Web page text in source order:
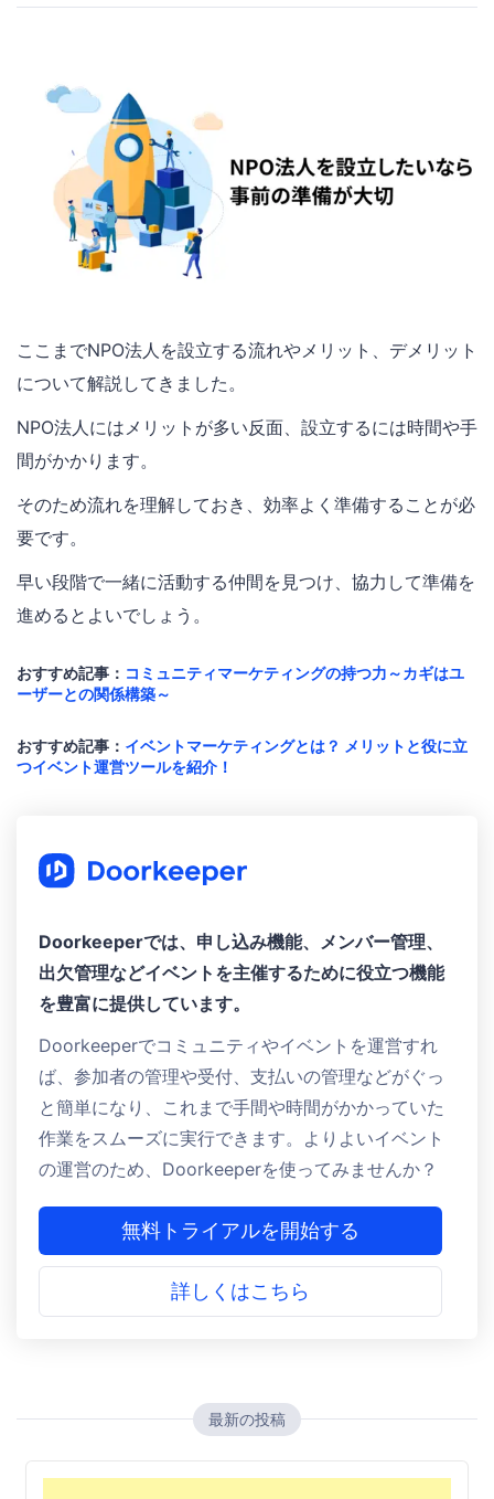
ここまでNPO法人を設立する流れやメリット、デメリット
について解説してきました。
NPO法人にはメリットが多い反面、設立するには時間や手
間がかかります。
そのため流れを理解しておき、効率よく準備することが必
要です。
早い段階で一緒に活動する仲間を見つけ、協力して準備を
進めるとよいでしょう。
おすすめ記事： コミュニティマーケティングの持つ力～カギはユ
ーザーとの関係構築～
おすすめ記事： イベントマーケティングとは？ メリットと役に立
つイベント運営ツールを紹介！
Doorkeeperでは、申し込み機能、メンバー管理、
出欠管理などイベントを主催するために役立つ機能
を豊富に提供しています。
Doorkeeperでコミュニティやイベントを運営すれ
ば、参加者の管理や受付、支払いの管理などがぐっ
と簡単になり、これまで手間や時間がかかっていた
作業をスムーズに実行できます。よりよいイベント
の運営のため、Doorkeeperを使ってみませんか？
無料トライアルを開始する
詳しくはこちら
最新の投稿